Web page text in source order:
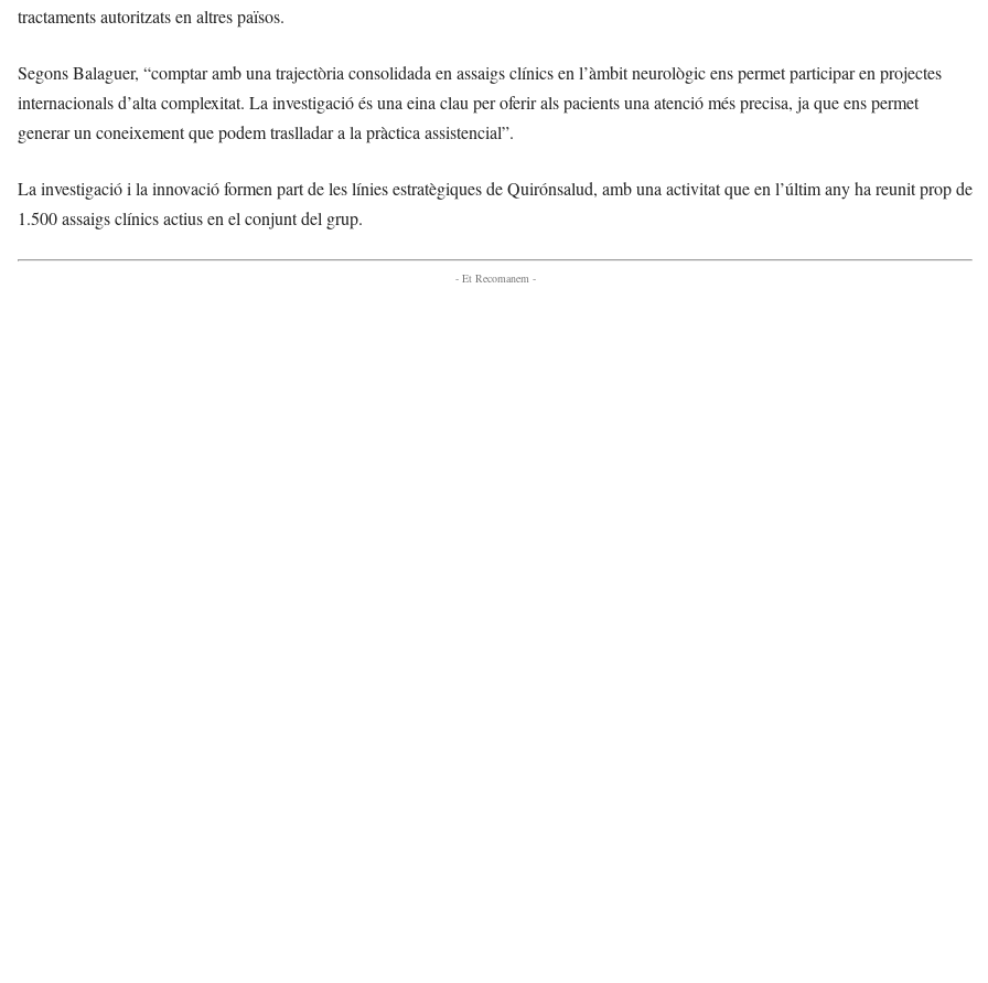
tractaments autoritzats en altres països.
Segons Balaguer, “comptar amb una trajectòria consolidada en assaigs clínics en l’àmbit neurològic ens permet participar en projectes
internacionals d’alta complexitat. La investigació és una eina clau per oferir als pacients una atenció més precisa, ja que ens permet
generar un coneixement que podem traslladar a la pràctica assistencial”.
La investigació i la innovació formen part de les línies estratègiques de Quirónsalud, amb una activitat que en l’últim any ha reunit prop de
1.500 assaigs clínics actius en el conjunt del grup.
- Et Recomanem -